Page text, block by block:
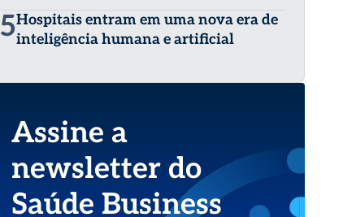
5Hospitais entram em uma nova era de
inteligência humana e artificial
Assine a
newsletter do
Saúde Business